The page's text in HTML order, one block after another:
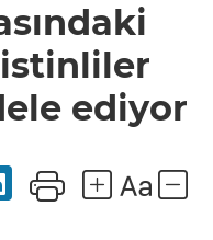
ediyor